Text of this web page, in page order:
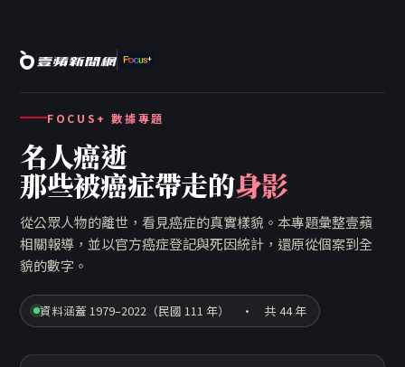
FOCUS+ 數據專題
名人癌逝
那些被癌症帶走的身影
從公眾人物的離世，看見癌症的真實樣貌。本專題彙整壹蘋
相關報導，並以官方癌症登記與死因統計，還原從個案到全
貌的數字。
資料涵蓋 1979–2022（民國 111 年） · 共 44 年